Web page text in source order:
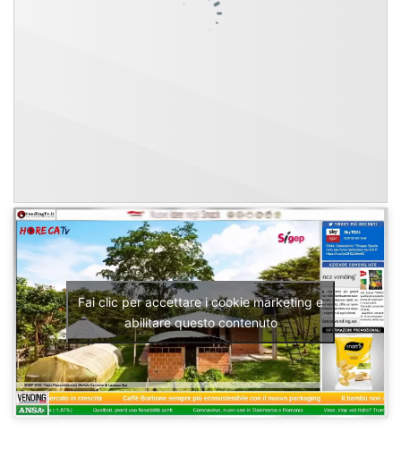
Fai clic per accettare i cookie marketing e
abilitare questo contenuto